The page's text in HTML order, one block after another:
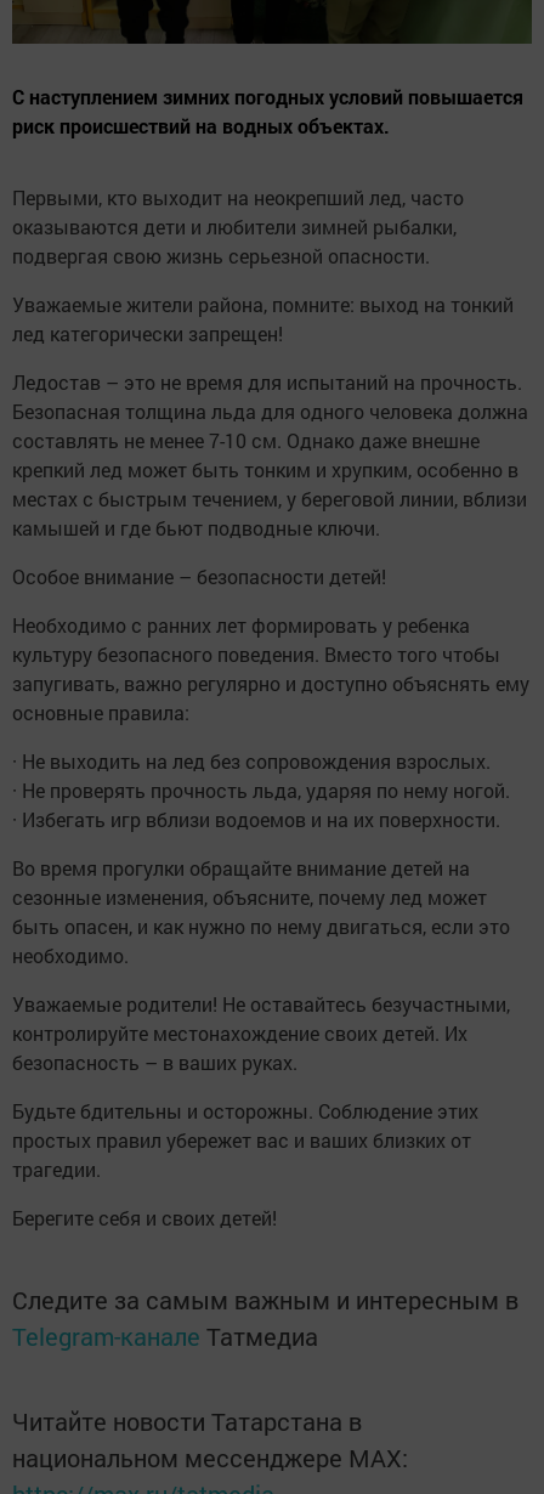
С наступлением зимних погодных условий повышается
риск происшествий на водных объектах.
Первыми, кто выходит на неокрепший лед, часто
оказываются дети и любители зимней рыбалки,
подвергая свою жизнь серьезной опасности.
Уважаемые жители района, помните: выход на тонкий
лед категорически запрещен!
Ледостав – это не время для испытаний на прочность.
Безопасная толщина льда для одного человека должна
составлять не менее 7-10 см. Однако даже внешне
крепкий лед может быть тонким и хрупким, особенно в
местах с быстрым течением, у береговой линии, вблизи
камышей и где бьют подводные ключи.
Особое внимание – безопасности детей!
Необходимо с ранних лет формировать у ребенка
культуру безопасного поведения. Вместо того чтобы
запугивать, важно регулярно и доступно объяснять ему
основные правила:
· Не выходить на лед без сопровождения взрослых.
· Не проверять прочность льда, ударяя по нему ногой.
· Избегать игр вблизи водоемов и на их поверхности.
Во время прогулки обращайте внимание детей на
сезонные изменения, объясните, почему лед может
быть опасен, и как нужно по нему двигаться, если это
необходимо.
Уважаемые родители! Не оставайтесь безучастными,
контролируйте местонахождение своих детей. Их
безопасность – в ваших руках.
Будьте бдительны и осторожны. Соблюдение этих
простых правил убережет вас и ваших близких от
трагедии.
Берегите себя и своих детей!
Следите за самым важным и интересным в
Telegram-канале Татмедиа
Читайте новости Татарстана в
национальном мессенджере MАХ: